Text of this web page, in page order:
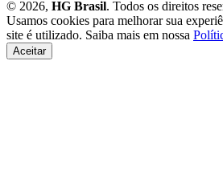
© 2026, HG Brasil. Todos os direitos
Usamos cookies para melhorar sua
site é utilizado. Saiba mais em nossa
Aceitar